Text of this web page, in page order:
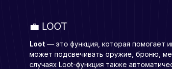
💼 LOOT
Loot — это функция, которая помогает
может подсвечивать оружие, броню,
случаях Loot-функция также